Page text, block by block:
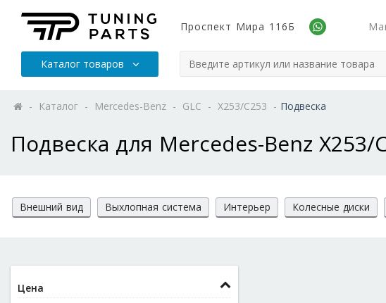
Проспект Мира 116Б
Каталог товаров
- Каталог - Mercedes-Benz - GLC - X253/C253 - Подвеска
Подвеска для Mercedes-Benz X253/
Внешний вид Выхлопная система Интерьер Колесные диски
Цена